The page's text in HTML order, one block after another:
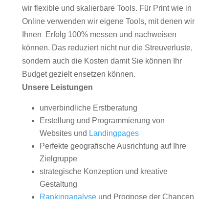
wir flexible und skalierbare Tools. Für Print wie in
Online verwenden wir eigene Tools, mit denen wir
Ihnen Erfolg 100% messen und nachweisen
können. Das reduziert nicht nur die Streuverluste,
sondern auch die Kosten damit Sie können Ihr
Budget gezielt ensetzen können.
Unsere Leistungen
unverbindliche Erstberatung
Erstellung und Programmierung von
Websites und Landingpages
Perfekte geografische Ausrichtung auf Ihre
Zielgruppe
strategische Konzeption und kreative
Gestaltung
Rankinganalyseund Prognose der Chancen